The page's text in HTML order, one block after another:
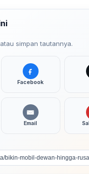
simpan tautannya.
Facebook
Email